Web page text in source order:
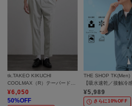
tk.TAKEO KIKUCHI
COOLMAX（R）テーパードスラックス
¥6,050
50%OFF
THE SHOP TK(Men)
¥5,989
さらに10%OFF